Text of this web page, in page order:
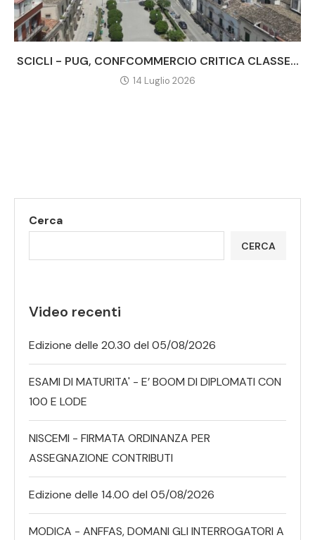
SCICLI - PUG, CONFCOMMERCIO CRITICA CLASSE...
14 Luglio 2026
Cerca
CERCA
Video recenti
Edizione delle 20.30 del 05/08/2026
ESAMI DI MATURITA' - E’ BOOM DI DIPLOMATI CON
100 E LODE
NISCEMI - FIRMATA ORDINANZA PER
ASSEGNAZIONE CONTRIBUTI
Edizione delle 14.00 del 05/08/2026
MODICA - ANFFAS, DOMANI GLI INTERROGATORI A